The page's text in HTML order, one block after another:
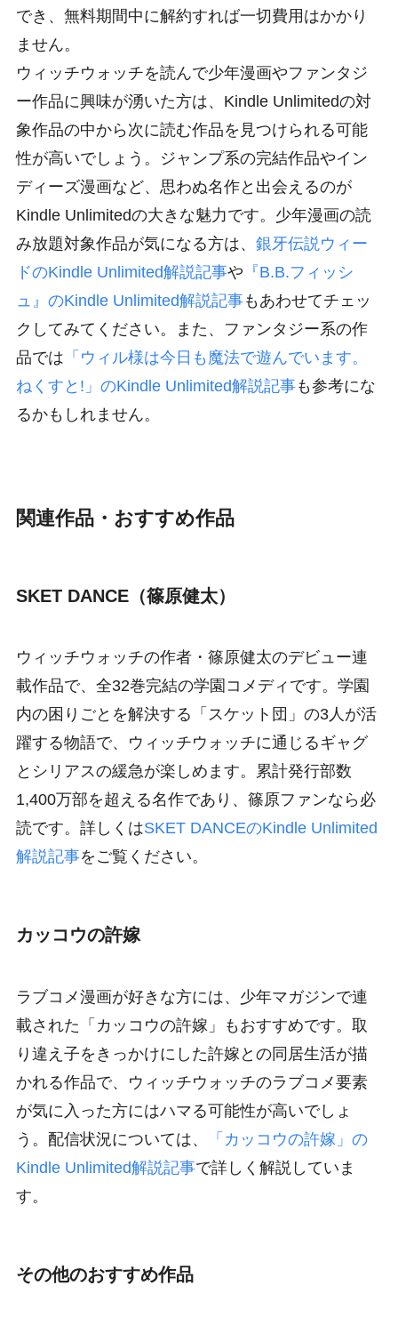
でき、無料期間中に解約すれば一切費用はかかり
ません。
ウィッチウォッチを読んで少年漫画やファンタジ
ー作品に興味が湧いた方は、Kindle Unlimitedの対
象作品の中から次に読む作品を見つけられる可能
性が高いでしょう。ジャンプ系の完結作品やイン
ディーズ漫画など、思わぬ名作と出会えるのが
Kindle Unlimitedの大きな魅力です。少年漫画の読
み放題対象作品が気になる方は、 銀牙伝説ウィー
ドのKindle Unlimited解説記事や 『B.B.フィッシ
ュ』のKindle Unlimited解説記事もあわせてチェッ
クしてみてください。また、ファンタジー系の作
品では 「ウィル様は今日も魔法で遊んでいます。
ねくすと!」のKindle Unlimited解説記事も参考にな
るかもしれません。
関連作品・おすすめ作品
SKET DANCE（篠原健太）
ウィッチウォッチの作者・篠原健太のデビュー連
載作品で、全32巻完結の学園コメディです。学園
内の困りごとを解決する「スケット団」の3人が活
躍する物語で、ウィッチウォッチに通じるギャグ
とシリアスの緩急が楽しめます。累計発行部数
1,400万部を超える名作であり、篠原ファンなら必
読です。詳しくはSKET DANCEのKindle Unlimited
解説記事をご覧ください。
カッコウの許嫁
ラブコメ漫画が好きな方には、少年マガジンで連
載された「カッコウの許嫁」もおすすめです。取
り違え子をきっかけにした許嫁との同居生活が描
かれる作品で、ウィッチウォッチのラブコメ要素
が気に入った方にはハマる可能性が高いでしょ
う。配信状況については、
「カッコウの許嫁」の
Kindle Unlimited解説記事で詳しく解説していま
す。
その他のおすすめ作品